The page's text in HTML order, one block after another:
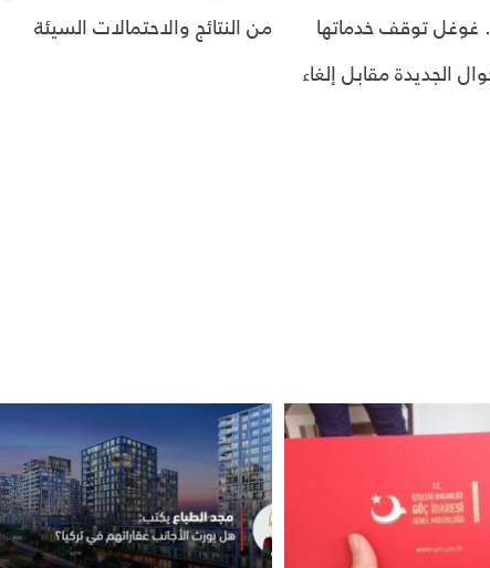
غوغل توقف خدماتها
الجديدة مقابل إلغاء
من النتائج والاحتمالات السيئة